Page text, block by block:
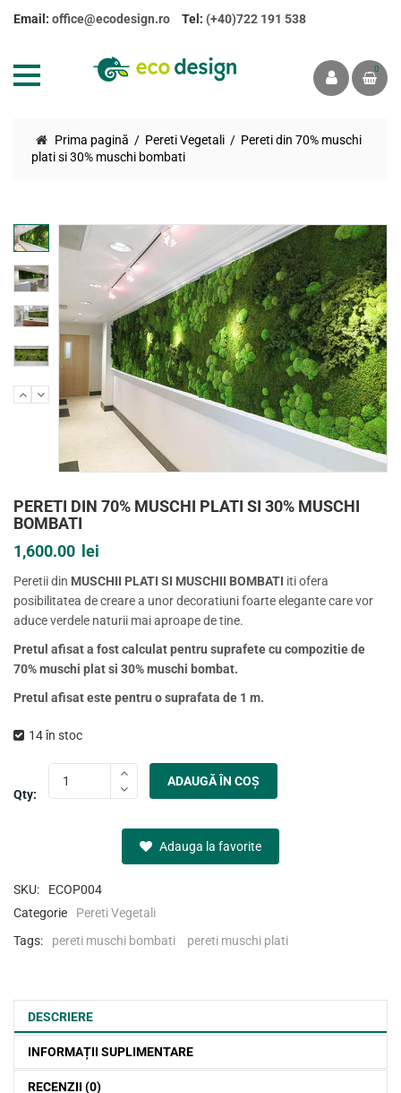
Email: office@ecodesign.ro Tel: (+40)722 191 538
0
Prima pagină Pereti Vegetali
Pereti din 70% muschi
plati si 30% muschi bombati
PERETI DIN 70% MUSCHI PLATI SI 30% MUSCHI
BOMBATI
1,600.00 lei
Peretii din MUSCHII PLATI SI MUSCHII BOMBATI iti ofera
posibilitatea de creare a unor decoratiuni foarte elegante care vor
aduce verdele naturii mai aproape de tine.
Pretul afisat a fost calculat pentru suprafete cu compozitie de
70% muschi plat si 30% muschi bombat.
Pretul afisat este pentru o suprafata de 1 m.
14 în stoc
Qty:
ADAUGĂ ÎN COȘ
Adauga la favorite
SKU:
ECOP004
Categorie
Pereti Vegetali
Tags:
pereti muschi bombati pereti muschi plati
DESCRIERE
INFORMAȚII SUPLIMENTARE
RECENZII (0)